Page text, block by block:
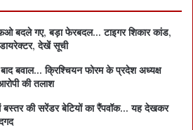
बदले गए, बड़ा फेरबदल… टाइगर शिकार कांड,
डायरेक्टर, देखें सूची
बवाल… क्रिश्चियन फोरम के प्रदेश अध्यक्ष
की तलाश
की सरेंडर बेटियों का रैंपवॉक… यह देखकर